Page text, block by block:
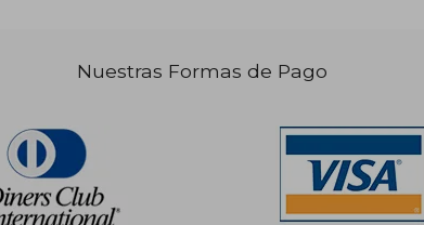
Nuestras Formas de Pago